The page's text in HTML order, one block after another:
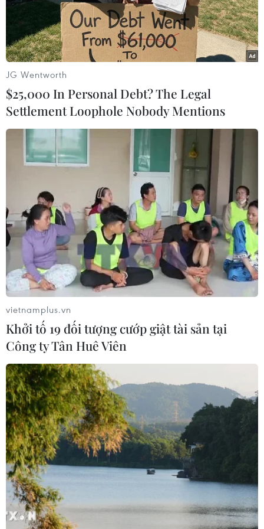
quét trên websitehttps://qrcode.danang.gov.vn;
sử dụng webcam trên laptop hoặc webcam (rời)
kết nối với máy tính/laptop để quét QR Code qua
phần mềm chuyên dụng…/.
(TTXVN/Vietnam+)
#Nguy cơ lây nhiễm cao
#Bộ Y tế TP. Đà Nẵng
Theo dõi VietnamPlus
TIN LIÊN QUAN
JG Wentworth
$25,000 In Personal Debt? The Legal
Settlement Loophole Nobody Mentions
vietnamplus.vn
Khởi tố 19 đối tượng cướp giật tài sản tại
Công ty Tân Huê Viên